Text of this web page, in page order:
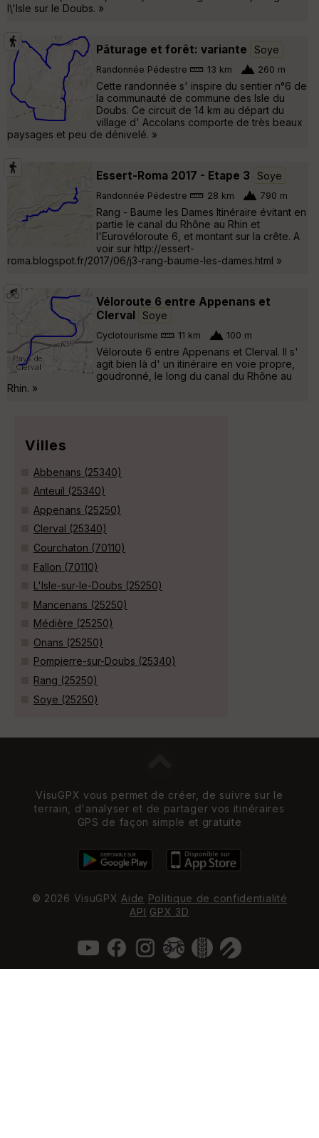
l\'Isle sur le Doubs. »
Pâturage et forêt: variante Soye
Randonnée Pédestre 13 km 260 m
Cette randonnée s' inspire du sentier n°6 de
la communauté de commune des Isle du
Doubs. Ce circuit de 14 km au départ du
village d' Accolans comporte de très beaux
paysages et peu de dénivelé. »
Essert-Roma 2017 - Etape 3 Soye
Randonnée Pédestre 28 km 790 m
Rang - Baume les Dames Itinéraire évitant en
partie le canal du Rhône au Rhin et
l'Eurovéloroute 6, et montant sur la crête. A
voir sur http://essert-
roma.blogspot.fr/2017/06/j3-rang-baume-les-dames.html »
Véloroute 6 entre Appenans et
Clerval
Soye
Cyclotourisme 11 km 100 m
Véloroute 6 entre Appenans et Clerval. Il s'
agit bien là d' un itinéraire en voie propre,
goudronné, le long du canal du Rhône au
Rhin. »
Villes
Abbenans (25340)
Anteuil (25340)
Appenans (25250)
Clerval (25340)
Courchaton (70110)
Fallon (70110)
L'Isle-sur-le-Doubs (25250)
Mancenans (25250)
Médière (25250)
Onans (25250)
Pompierre-sur-Doubs (25340)
Rang (25250)
Soye (25250)
VisuGPX vous permet de créer, de suivre sur le
terrain, d'analyser et de partager vos itinéraires
GPS de façon simple et gratuite
© 2026 VisuGPX Aide Politique de confidentialité
API GPX 3D